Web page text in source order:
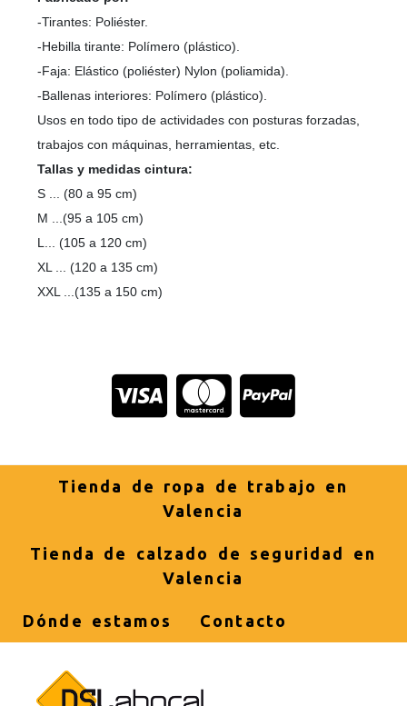
-Tirantes: Poliéster.
-Hebilla tirante: Polímero (plástico).
-Faja: Elástico (poliéster) Nylon (poliamida).
-Ballenas interiores: Polímero (plástico).
Usos en todo tipo de actividades con posturas forzadas,
trabajos con máquinas, herramientas, etc.
Tallas y medidas cintura:
S ... (80 a 95 cm)
M ...(95 a 105 cm)
L... (105 a 120 cm)
XL ... (120 a 135 cm)
XXL ...(135 a 150 cm)
Tienda de ropa de trabajo en
Valencia
Tienda de calzado de seguridad en
Valencia
Dónde estamos Contacto